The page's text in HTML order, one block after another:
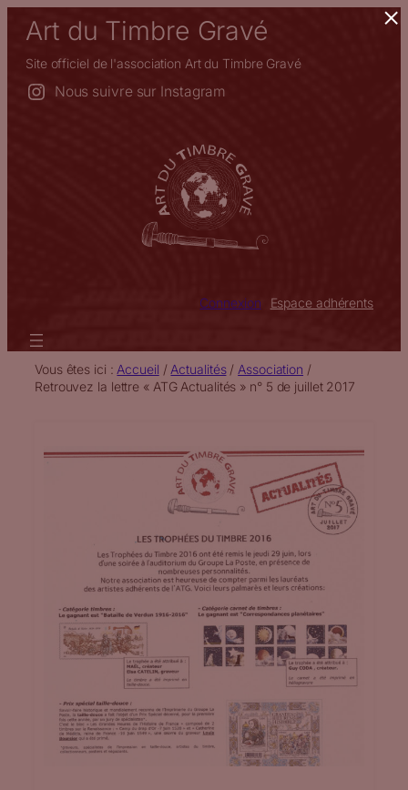
Aller
contenu
Art du Timbre Gravé
Site officiel de l'association Art du Timbre Gravé
Nous suivre sur Instagram
Connexion Espace adhérents
Vous êtes ici : Accueil / Actualités/ Association /
Retrouvez la lettre « ATG Actualités » n° 5 de juillet 2017
×